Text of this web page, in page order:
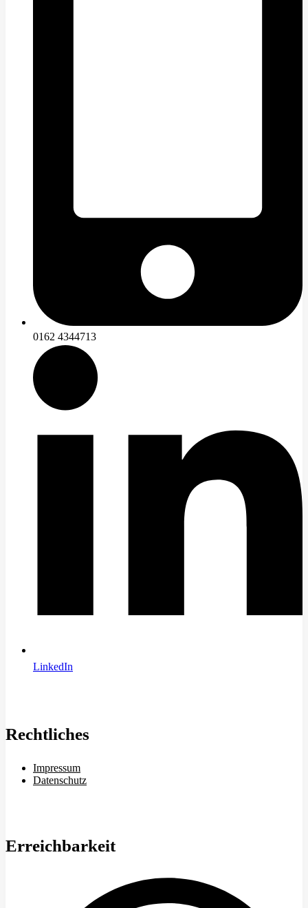
0162 4344713
LinkedIn
Rechtliches
Impressum
Datenschutz
Erreichbarkeit